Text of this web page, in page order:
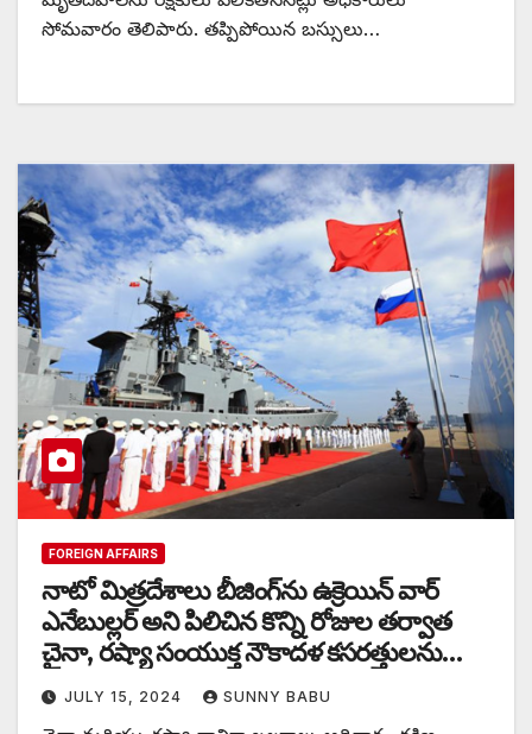
సోమవారం తెలిపారు. తప్పిపోయిన బస్సులు…
FOREIGN AFFAIRS
నాటో మిత్రదేశాలు బీజింగ్‌ను ఉక్రెయిన్ వార్
ఎనేబుల్లర్ అని పిలిచిన కొన్ని రోజుల తర్వాత
చైనా, రష్యా సంయుక్త నౌకాదళ కసరత్తులను
ప్రారంభించాయి
JULY 15, 2024 SUNNY BABU